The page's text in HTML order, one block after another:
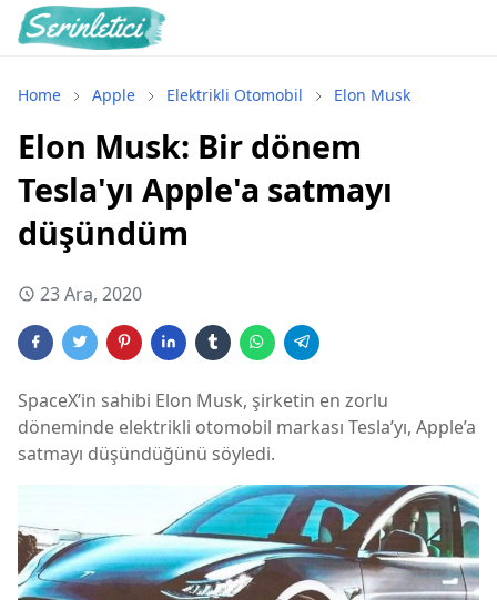
Home Apple Elektrikli Otomobil Elon Musk
Elon Musk: Bir dönem
Tesla'yı Apple'a satmayı
düşündüm
23 Ara, 2020
SpaceX’in sahibi Elon Musk, şirketin en zorlu
döneminde elektrikli otomobil markası Tesla’yı, Apple’a
satmayı düşündüğünü söyledi.